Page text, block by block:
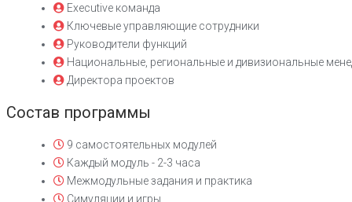
Executive команда
Ключевые управляющие сотрудники
Руководители функций
Национальные, региональные и дивизиональные
Директора проектов
Состав программы
9 самостоятельных модулей
Каждый модуль - 2-3 часа
Межмодульные задания и практика
Симуляции и игры